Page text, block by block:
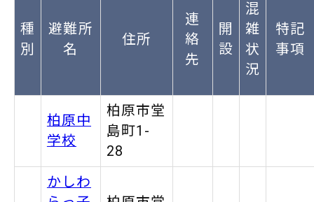
種
別
避難所
名
住所
連
絡
先
開
設
混
雑
状
況
特記
事項
柏原中
学校
柏原市堂
島町1-
28
かしわ